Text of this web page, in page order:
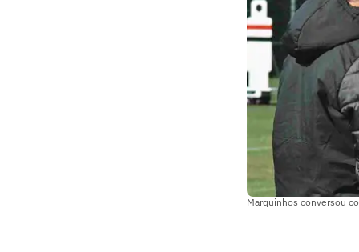
Marquinhos conversou